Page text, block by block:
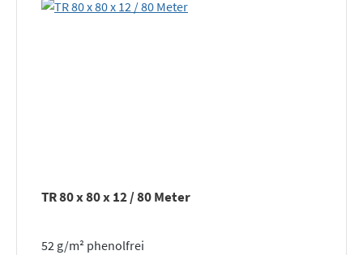
TR 80 x 80 x 12 / 80 Meter
52 g/m² phenolfrei